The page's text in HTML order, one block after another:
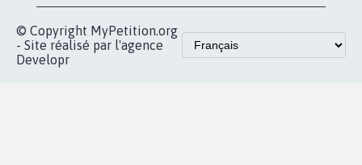
© Copyright MyPetition.org
- Site réalisé par l'agence
Developr